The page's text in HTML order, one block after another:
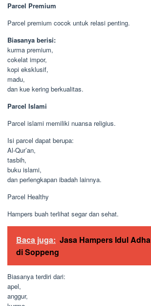
Parcel Premium
Parcel premium cocok untuk relasi penting.
Biasanya berisi:
kurma premium,
cokelat impor,
kopi eksklusif,
madu,
dan kue kering berkualitas.
Parcel Islami
Parcel islami memiliki nuansa religius.
Isi parcel dapat berupa:
Al-Qur’an,
tasbih,
buku islami,
dan perlengkapan ibadah lainnya.
Parcel Healthy
Hampers buah terlihat segar dan sehat.
Baca juga: Jasa Hampers Idul Adha
di Soppeng
Biasanya terdiri dari:
apel,
anggur,